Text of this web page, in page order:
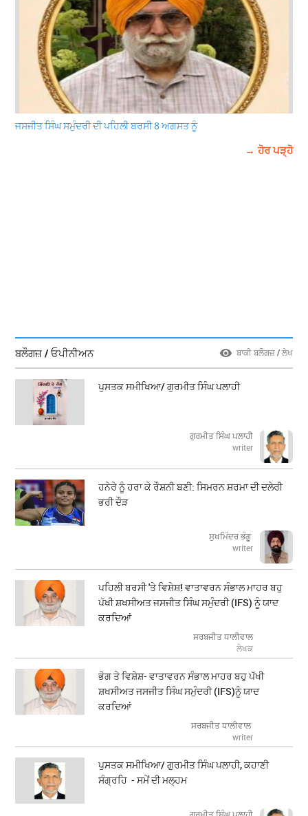
ਜਸਜੀਤ ਸਿੰਘ ਸਮੁੰਦਰੀ ਦੀ ਪਹਿਲੀ ਬਰਸੀ 8 ਅਗਸਤ ਨੂੰ
→ ਹੋਰ ਪੜ੍ਹੋ
ਬਲੌਗਜ਼ / ਓਪੀਨੀਅਨ ਬਾਕੀ ਬਲੌਗਜ਼ / ਲੇਖ
ਪੁਸਤਕ ਸਮੀਖਿਆ/ ਗੁਰਮੀਤ ਸਿੰਘ ਪਲਾਹੀ
ਗੁਰਮੀਤ ਸਿੰਘ ਪਲਾਹੀ
writer
ਹਨੇਰੇ ਨੂੰ ਹਰਾ ਕੇ ਰੌਸ਼ਨੀ ਬਣੀ: ਸਿਮਰਨ ਸ਼ਰਮਾ ਦੀ ਦਲੇਰੀ
ਭਰੀ ਦੌੜ
ਸੁਖਮਿੰਦਰ ਭੰਗੂ
writer
ਪਹਿਲੀ ਬਰਸੀ 'ਤੇ ਵਿਸ਼ੇਸ਼! ਵਾਤਾਵਰਨ ਸੰਭਾਲ ਮਾਹਰ ਬਹੁ
ਪੱਖੀ ਸ਼ਖਸੀਅਤ ਜਸਜੀਤ ਸਿੰਘ ਸਮੁੰਦਰੀ (IFS) ਨੂੰ ਯਾਦ
ਕਰਦਿਆਂ
ਸਰਬਜੀਤ ਧਾਲੀਵਾਲ
ਲੇਖਕ
ਭੋਗ ਤੇ ਵਿਸ਼ੇਸ਼- ਵਾਤਾਵਰਨ ਸੰਭਾਲ ਮਾਹਰ ਬਹੁ ਪੱਖੀ
ਸ਼ਖਸੀਅਤ ਜਸਜੀਤ ਸਿੰਘ ਸਮੁੰਦਰੀ (IFS)ਨੂੰ ਯਾਦ
ਕਰਦਿਆਂ
ਸਰਬਜੀਤ ਧਾਲੀਵਾਲ
writer
ਪੁਸਤਕ ਸਮੀਖਿਆ/ ਗੁਰਮੀਤ ਸਿੰਘ ਪਲਾਹੀ, ਕਹਾਣੀ
ਸੰਗ੍ਰਹਿ - ਸਮੇਂ ਦੀ ਮਲ੍ਹਮ